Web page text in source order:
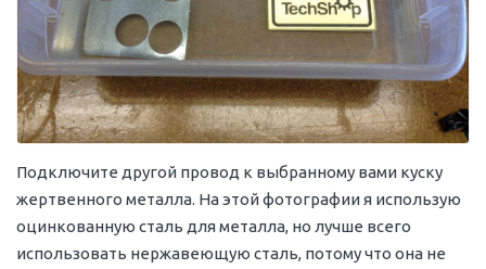
Подключите другой провод к выбранному вами куску
жертвенного металла. На этой фотографии я использую
оцинкованную сталь для металла, но лучше всего
использовать нержавеющую сталь, потому что она не